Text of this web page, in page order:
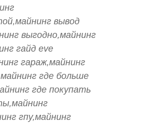
вывод
выгодно,майнинг
гайд eve
гараж,майнинг
где больше
где покупать
гпу,майнинг